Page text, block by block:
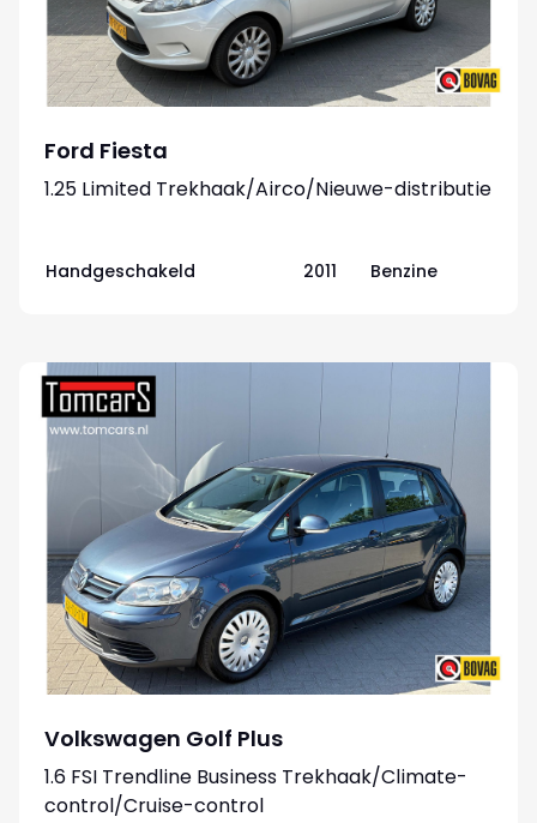
Ford Fiesta
1.25 Limited Trekhaak/Airco/Nieuwe-distributie
Handgeschakeld 2011 Benzine
Volkswagen Golf Plus
1.6 FSI Trendline Business Trekhaak/Climate-
control/Cruise-control